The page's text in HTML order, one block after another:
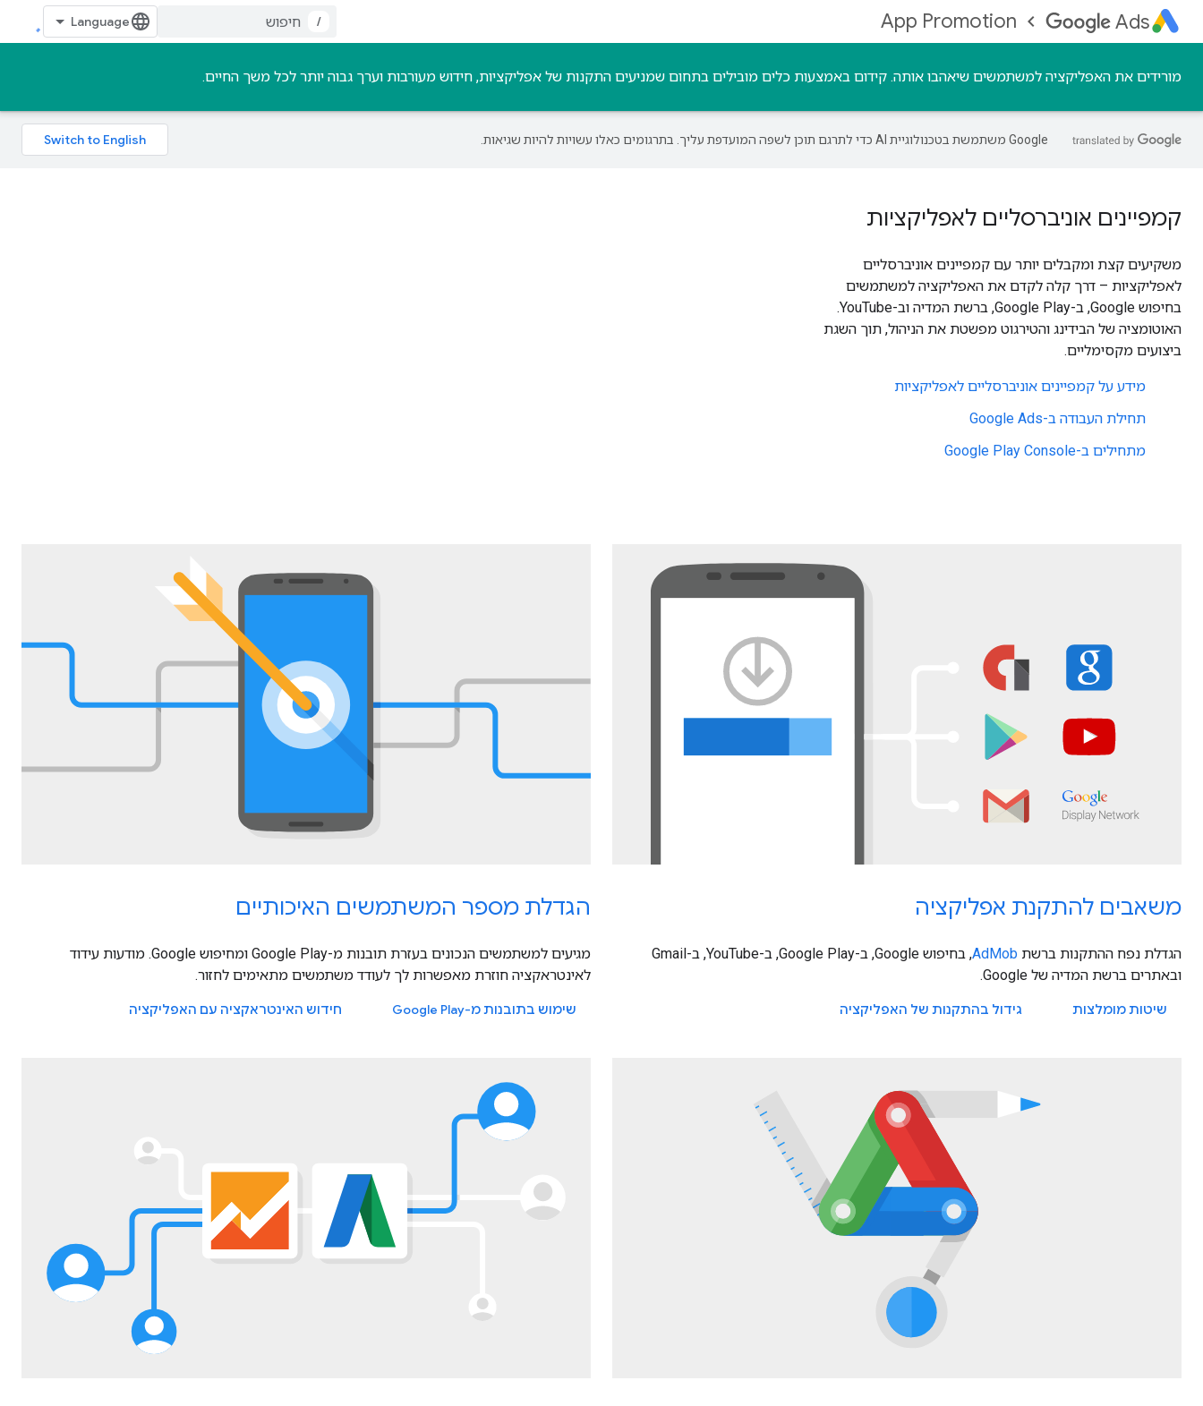
Ads
App Promotion
/
מורידים את האפליקציה למשתמשים שיאהבו אותה. קידום באמצעות כלים מובילים בתחום שמניעים התקנות של אפליקציות, חידוש מעורבות וערך גבוה יותר לכל משך החיים.
‫Google משתמשת בטכנולוגיית AI כדי לתרגם תוכן לשפה המועדפת עליך. בתרגומים כאלו עשויות להיות שגיאות.
קמפיינים אוניברסליים לאפליקציות
משקיעים קצת ומקבלים יותר עם קמפיינים אוניברסליים
לאפליקציות – דרך קלה לקדם את האפליקציה למשתמשים
בחיפוש Google, ב-Google Play, ברשת המדיה וב-YouTube.
האוטומציה של הבידינג והטירגוט מפשטת את הניהול, תוך השגת
ביצועים מקסימליים.
מידע על קמפיינים אוניברסליים לאפליקציות
תחילת העבודה ב-Google Ads
מתחילים ב-Google Play Console
משאבים להתקנת אפליקציה
הגדלת נפח ההתקנות ברשת AdMob
, בחיפוש Google, ב-Google Play, ב-YouTube, ב-Gmail
ובאתרים ברשת המדיה של Google.
שיטות מומלצות גידול בהתקנות של האפליקציה
הגדלת מספר המשתמשים האיכותיים
מגיעים למשתמשים הנכונים בעזרת תובנות מ-Google Play ומחיפוש Google. מודעות עידוד
לאינטראקציה חוזרת מאפשרות לך לעודד משתמשים מתאימים לחזור.
שימוש בתובנות מ-Google Play חידוש האינטראקציה עם האפליקציה